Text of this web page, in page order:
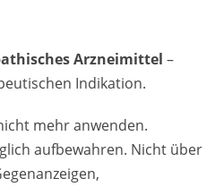
Arzneimittel –
Indikation.
mehr anwenden.
aufbewahren. Nicht über